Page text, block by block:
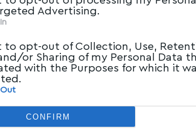
Advertising.
to opt-out of Collection, Use,
or Sharing of my Personal Data
with the Purposes for which it
CONFIRM